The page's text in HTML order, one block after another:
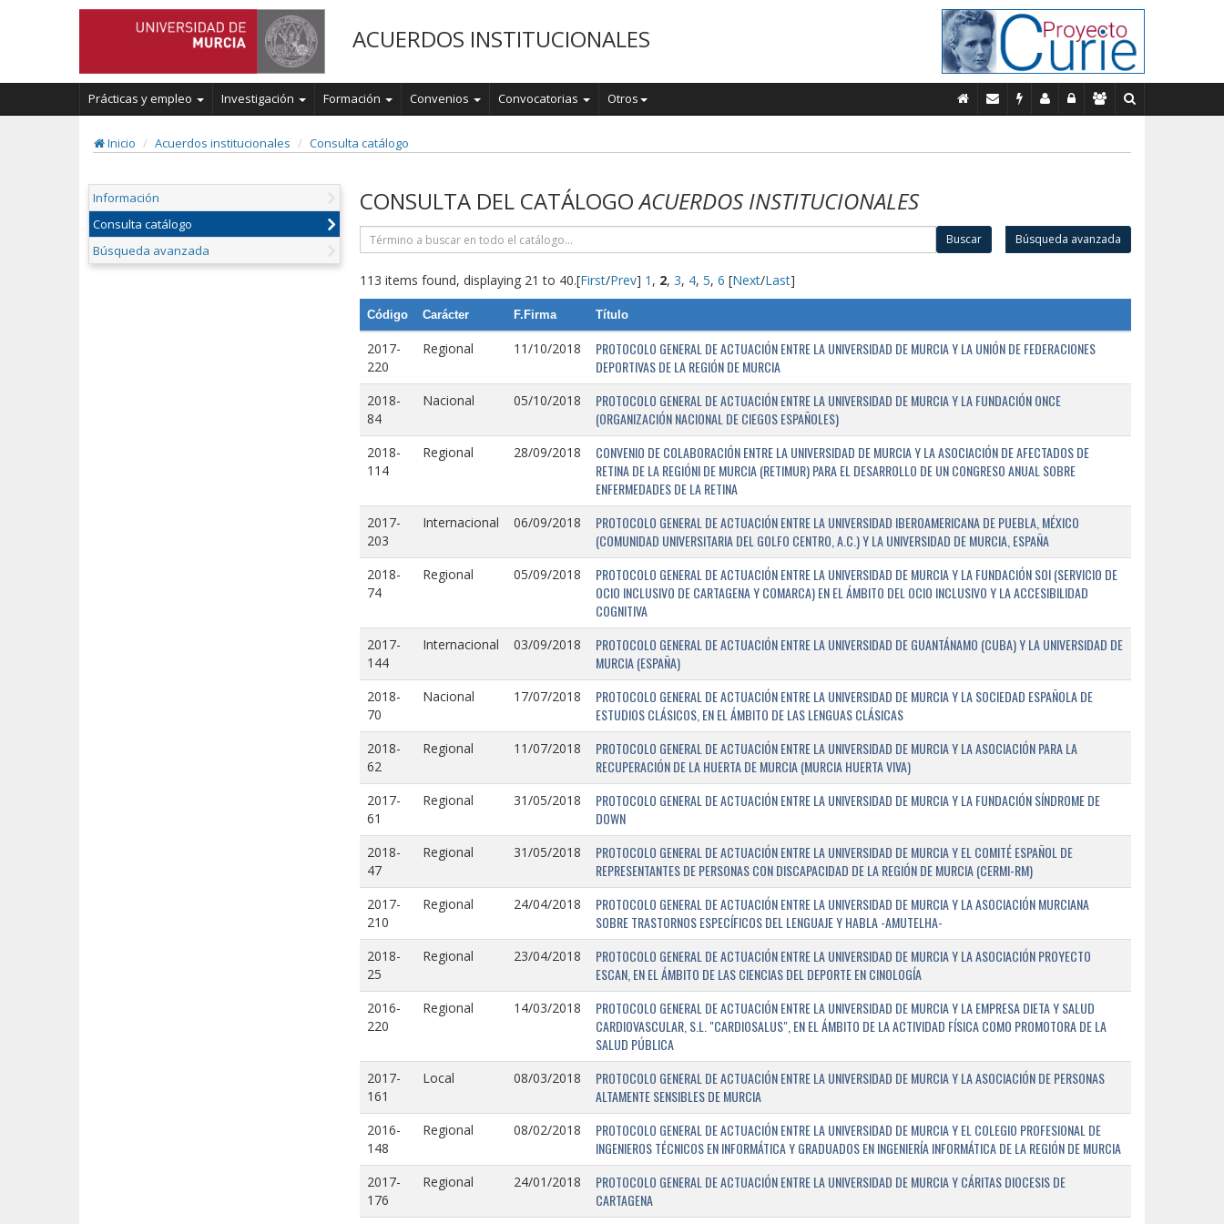
ACUERDOS INSTITUCIONALES
Prácticas y empleo Investigación Formación Convenios Convocatorias Otros
Inicio Acuerdos institucionales Consulta catálogo
Información
Consulta catálogo
Búsqueda avanzada
CONSULTA DEL CATÁLOGOACUERDOS INSTITUCIONALES
Buscar Búsqueda avanzada
113 items found, displaying 21 to 40.[First/Prev] 1 , 2, 3, 4, 5, 6 [Next/Last]
Código Carácter F.Firma Título
2017-
220
Regional 11/10/2018
PROTOCOLO GENERAL DE ACTUACIÓN ENTRE LA UNIVERSIDAD DE MURCIA Y LA UNIÓN DE FEDERACIONES
DEPORTIVAS DE LA REGIÓN DE MURCIA
2018-
84
Nacional 05/10/2018
PROTOCOLO GENERAL DE ACTUACIÓN ENTRE LA UNIVERSIDAD DE MURCIA Y LA FUNDACIÓN ONCE
(ORGANIZACIÓN NACIONAL DE CIEGOS ESPAÑOLES)
2018-
114
Regional 28/09/2018
CONVENIO DE COLABORACIÓN ENTRE LA UNIVERSIDAD DE MURCIA Y LA ASOCIACIÓN DE AFECTADOS DE
RETINA DE LA REGIÓNI DE MURCIA (RETIMUR) PARA EL DESARROLLO DE UN CONGRESO ANUAL SOBRE
ENFERMEDADES DE LA RETINA
2017-
203
Internacional 06/09/2018
PROTOCOLO GENERAL DE ACTUACIÓN ENTRE LA UNIVERSIDAD IBEROAMERICANA DE PUEBLA, MÉXICO
(COMUNIDAD UNIVERSITARIA DEL GOLFO CENTRO, A.C.) Y LA UNIVERSIDAD DE MURCIA, ESPAÑA
2018-
74
Regional 05/09/2018
PROTOCOLO GENERAL DE ACTUACIÓN ENTRE LA UNIVERSIDAD DE MURCIA Y LA FUNDACIÓN SOI (SERVICIO DE
OCIO INCLUSIVO DE CARTAGENA Y COMARCA) EN EL ÁMBITO DEL OCIO INCLUSIVO Y LA ACCESIBILIDAD
COGNITIVA
2017-
144
Internacional 03/09/2018
PROTOCOLO GENERAL DE ACTUACIÓN ENTRE LA UNIVERSIDAD DE GUANTÁNAMO (CUBA) Y LA UNIVERSIDAD DE
MURCIA (ESPAÑA)
2018-
70
Nacional 17/07/2018
PROTOCOLO GENERAL DE ACTUACIÓN ENTRE LA UNIVERSIDAD DE MURCIA Y LA SOCIEDAD ESPAÑOLA DE
ESTUDIOS CLÁSICOS, EN EL ÁMBITO DE LAS LENGUAS CLÁSICAS
2018-
62
Regional 11/07/2018
PROTOCOLO GENERAL DE ACTUACIÓN ENTRE LA UNIVERSIDAD DE MURCIA Y LA ASOCIACIÓN PARA LA
RECUPERACIÓN DE LA HUERTA DE MURCIA (MURCIA HUERTA VIVA)
2017-
61
Regional 31/05/2018
PROTOCOLO GENERAL DE ACTUACIÓN ENTRE LA UNIVERSIDAD DE MURCIA Y LA FUNDACIÓN SÍNDROME DE
DOWN
2018-
47
Regional 31/05/2018
PROTOCOLO GENERAL DE ACTUACIÓN ENTRE LA UNIVERSIDAD DE MURCIA Y EL COMITÉ ESPAÑOL DE
REPRESENTANTES DE PERSONAS CON DISCAPACIDAD DE LA REGIÓN DE MURCIA (CERMI-RM)
2017-
210
Regional 24/04/2018
PROTOCOLO GENERAL DE ACTUACIÓN ENTRE LA UNIVERSIDAD DE MURCIA Y LA ASOCIACIÓN MURCIANA
SOBRE TRASTORNOS ESPECÍFICOS DEL LENGUAJE Y HABLA -AMUTELHA-
2018-
25
Regional 23/04/2018
PROTOCOLO GENERAL DE ACTUACIÓN ENTRE LA UNIVERSIDAD DE MURCIA Y LA ASOCIACIÓN PROYECTO
ESCAN, EN EL ÁMBITO DE LAS CIENCIAS DEL DEPORTE EN CINOLOGÍA
2016-
220
Regional 14/03/2018
PROTOCOLO GENERAL DE ACTUACIÓN ENTRE LA UNIVERSIDAD DE MURCIA Y LA EMPRESA DIETA Y SALUD
CARDIOVASCULAR, S.L. "CARDIOSALUS", EN EL ÁMBITO DE LA ACTIVIDAD FÍSICA COMO PROMOTORA DE LA
SALUD PÚBLICA
2017-
161
Local 08/03/2018
PROTOCOLO GENERAL DE ACTUACIÓN ENTRE LA UNIVERSIDAD DE MURCIA Y LA ASOCIACIÓN DE PERSONAS
ALTAMENTE SENSIBLES DE MURCIA
2016-
148
Regional 08/02/2018
PROTOCOLO GENERAL DE ACTUACIÓN ENTRE LA UNIVERSIDAD DE MURCIA Y EL COLEGIO PROFESIONAL DE
INGENIEROS TÉCNICOS EN INFORMÁTICA Y GRADUADOS EN INGENIERÍA INFORMÁTICA DE LA REGIÓN DE MURCIA
2017-
176
Regional 24/01/2018
PROTOCOLO GENERAL DE ACTUACIÓN ENTRE LA UNIVERSIDAD DE MURCIA Y CÁRITAS DIOCESIS DE
CARTAGENA